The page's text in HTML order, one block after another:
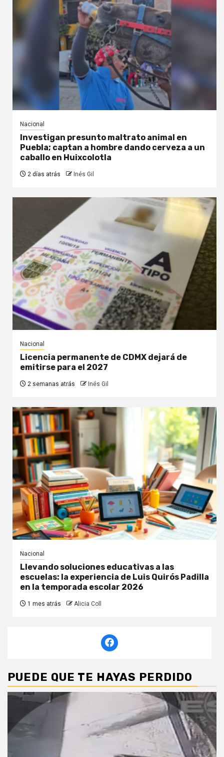
Nacional
Investigan presunto maltrato animal en
Puebla; captan a hombre dando cerveza a un
caballo en Huixcolotla
2 días atrás Inés Gil
Nacional
Licencia permanente de CDMX dejará de
emitirse para el 2027
2 semanas atrás Inés Gil
Nacional
Llevando soluciones educativas a las
escuelas: la experiencia de Luis Quirós Padilla
en la temporada escolar 2026
1 mes atrás Alicia Coll
PUEDE QUE TE HAYAS PERDIDO